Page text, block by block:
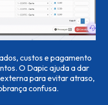
custos e pagamento
O Dapic ajuda a dar
para evitar atraso,
confusa.